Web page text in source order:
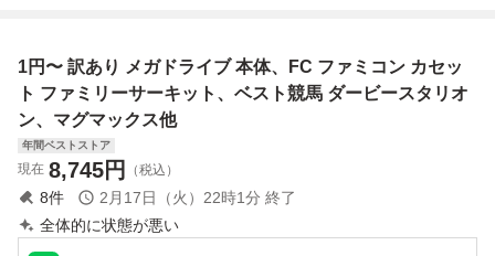
RIVE
1円〜 訳あり メガドライブ 本体、FC ファミコン カセッ
ト ファミリーサーキット、ベスト競馬 ダービースタリオ
ン、マグマックス他
年間ベストストア
現在 8,745円 （税込）
8件 2月17日（火）22時1分 終了
全体的に状態が悪い